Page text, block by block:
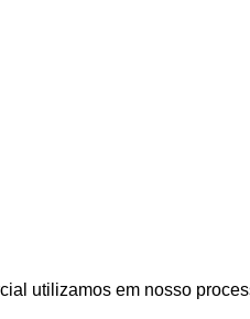
utilizamos em nosso